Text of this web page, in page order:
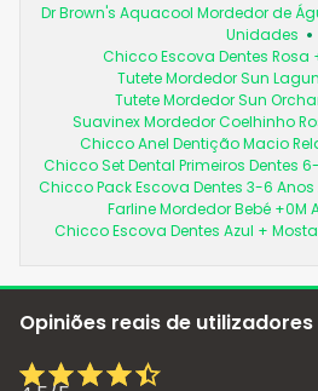
Dr Brown's Aquacool Mordedor de
Unidades
Chicco Escova Dentes Rosa
Tutete Mordedor Sun
Tutete Mordedor Sun
Suavinex Mordedor Coelhinho
Chicco Anel Dentição Macio
Chicco Set Dental Primeiros Dentes
Chicco Pack Escova Dentes 3-6
Farline Mordedor Bebé +0M
Chicco Escova Dentes Azul +
Opiniões reais de utilizadores